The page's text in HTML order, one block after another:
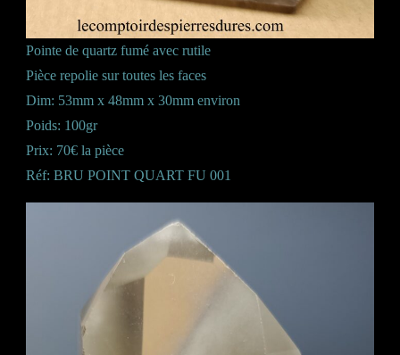
Pointe de quartz fumé avec rutile
Pièce repolie sur toutes les faces
Dim: 53mm x 48mm x 30mm environ
Poids: 100gr
Prix: 70€ la pièce
Réf: BRU POINT QUART FU 001